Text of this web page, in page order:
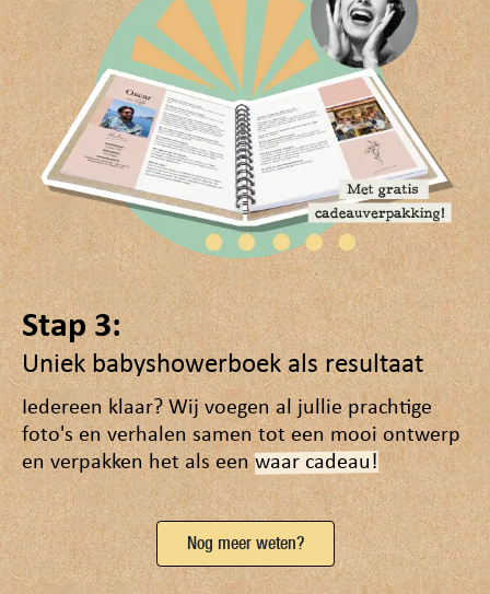
Stap 3:
Uniek babyshowerboek als resultaat
Iedereen klaar? Wij voegen al jullie prachtige
foto's en verhalen samen tot een mooi ontwerp
en verpakken het als eenwaar cadeau!
Nog meer weten?